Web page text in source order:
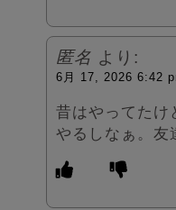
匿名 より:
6月 17, 2026 6:42
昔はやってたけ
やるしなぁ。友